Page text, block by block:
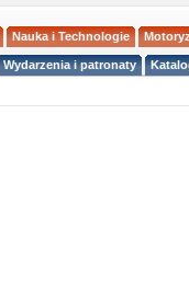
Nauka i Technologie
Wydarzenia i patronaty